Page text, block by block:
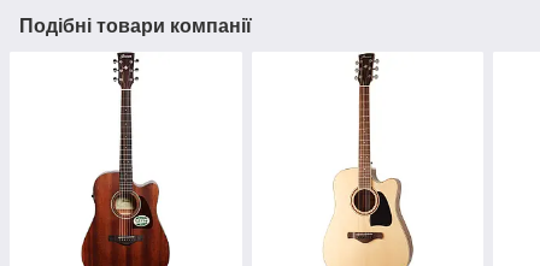
Подібні товари компанії